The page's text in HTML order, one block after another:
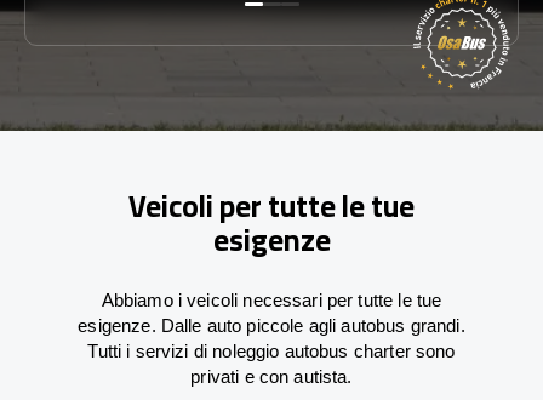
Veicoli per tutte le tue
esigenze
Abbiamo i veicoli necessari per tutte le tue
esigenze. Dalle auto piccole agli autobus grandi.
Tutti i servizi di noleggio autobus charter sono
privati e con autista.